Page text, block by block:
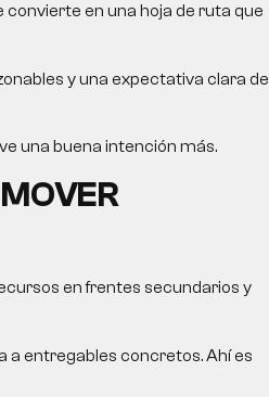
en una hoja de ruta que
y una expectativa clara de
una buena intención más.
en frentes secundarios y
a entregables concretos. Ahí es